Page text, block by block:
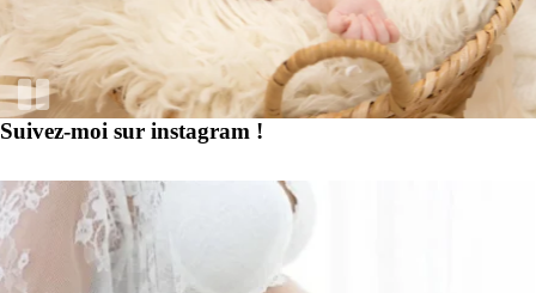
Suivez-moi sur instagram !